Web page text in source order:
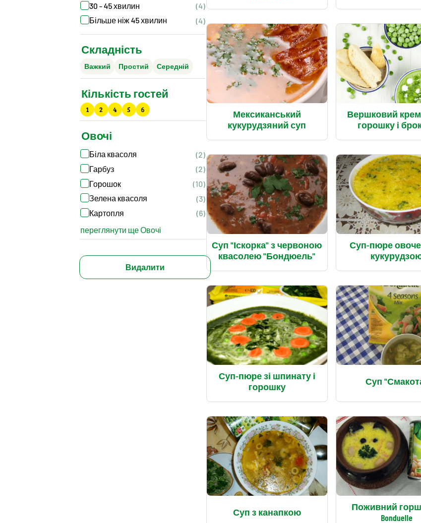
30 - 45 хвилин
(4)
Більше ніж 45 хвилин
(4)
Складність
Важкий Простий Середній
Кількість гостей
1 2 4 5 6
Овочі
Біла квасоля
(2)
Гарбуз
(2)
Горошок
(10)
Зелена квасоля
(3)
Картопля
(6)
переглянути ще Овочі
Видалити
Мексиканський
кукурудзяний суп
Вершковий
горошку і
Суп "Іскорка" з червоною
квасолею "Бондюель"
Суп-пюре
Суп-пюре зі шпинату і
горошку
Суп
Суп з канапкою
Поживний
Bonduelle